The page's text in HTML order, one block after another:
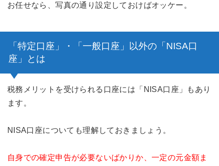
お任せなら、写真の通り設定しておけばオッケー。
「特定口座」・「一般口座」以外の「NISA口
座」とは
税務メリットを受けられる口座には「NISA口座」もあり
ます。
NISA口座についても理解しておきましょう。
自身での確定申告が必要ないばかりか、一定の元金額ま